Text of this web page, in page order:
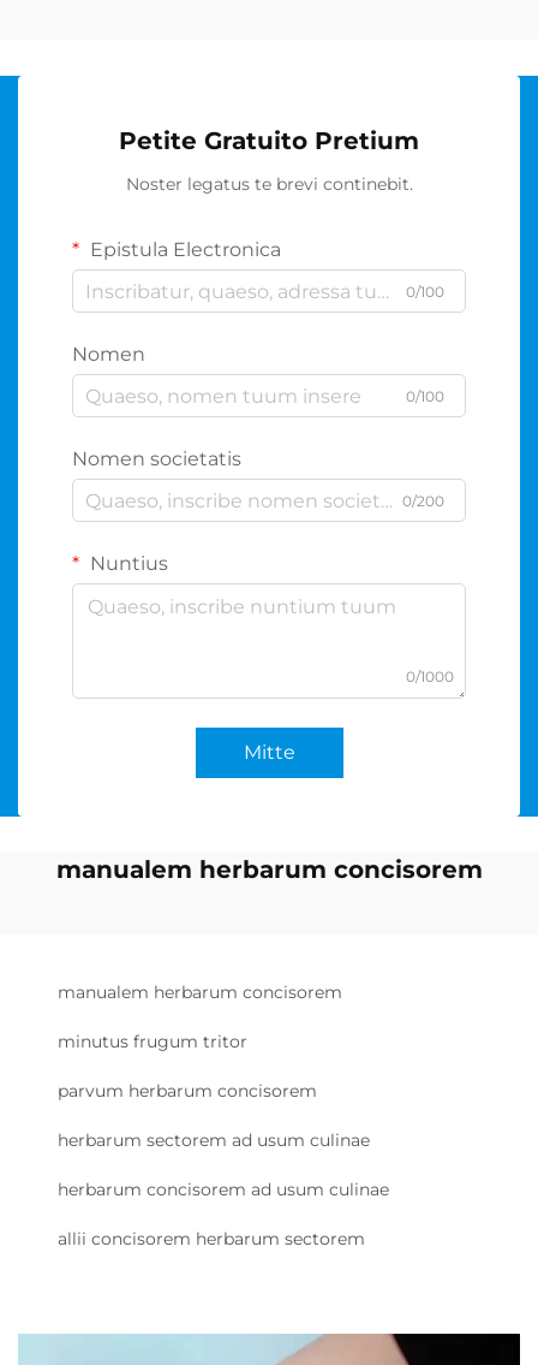
Petite Gratuito Pretium
Noster legatus te brevi continebit.
Epistula Electronica
0/100
Nomen
0/100
Nomen societatis
0/200
Nuntius
0/1000
Mitte
manualem herbarum concisorem
manualem herbarum concisorem
minutus frugum tritor
parvum herbarum concisorem
herbarum sectorem ad usum culinae
herbarum concisorem ad usum culinae
allii concisorem herbarum sectorem